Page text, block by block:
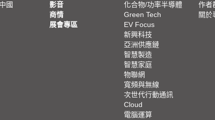
國
影音
商情
展會專區
化合物/功率半導體
Green Tech
EV Focus
新興科技
亞洲供應鏈
智慧製造
智慧家庭
物聯網
寬頻與無線
次世代行動通訊
Cloud
電腦運算
作者
關於